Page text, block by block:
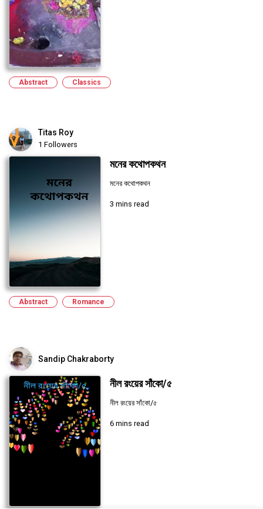
Abstract Classics
Titas Roy
1 Followers
মনের কথোপকথন
মনের কথোপকথন
3 mins read
Abstract Romance
Sandip Chakraborty
নীল রংয়ের সাঁকো/৫
নীল রংয়ের সাঁকো/৫
6 mins read